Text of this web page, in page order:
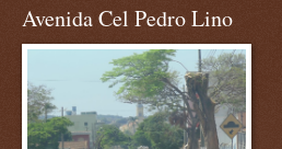
Avenida Cel Pedro Lino